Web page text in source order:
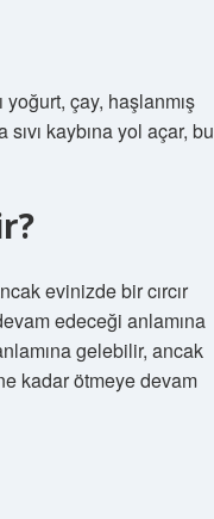
yoğurt, çay, haşlanmış
kaybına yol açar, bu
evinizde bir cırcır
edeceği anlamına
gelebilir, ancak
kadar ötmeye devam